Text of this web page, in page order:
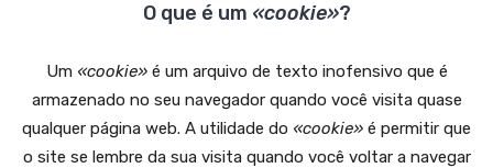
O que é um «cookie»?
Um «cookie»é um arquivo de texto inofensivo que é
armazenado no seu navegador quando você visita quase
qualquer página web. A utilidade do «cookie» é permitir que
o site se lembre da sua visita quando você voltar a navegar